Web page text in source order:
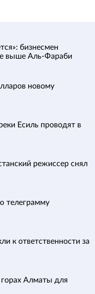
бизнесмен
выше Аль-Фараби
новому
Есиль проводят в
режиссер снял
телеграмму
к ответственности за
Алматы для